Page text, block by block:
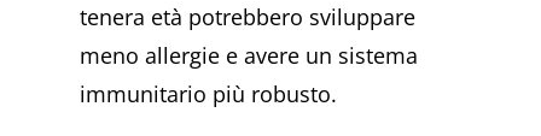
tenera età potrebbero sviluppare
meno allergie e avere un sistema
immunitario più robusto.